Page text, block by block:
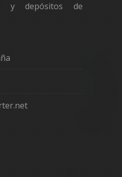
y depósitos de